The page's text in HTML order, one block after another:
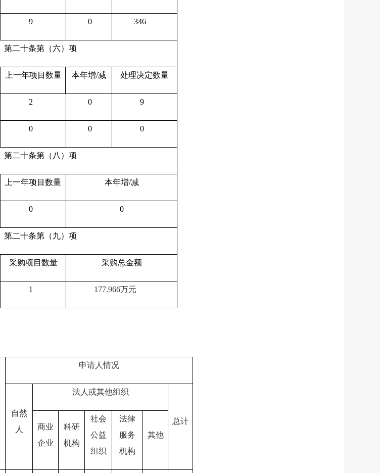
9 0 346
第二十条第（六）项
上一年项目数量 本年增/减 处理决定数量
2 0 9
0 0 0
第二十条第（八）项
上一年项目数量 本年增/减
0 0
第二十条第（九）项
采购项目数量 采购总金额
1 177.966万元
申请人情况
自然
人
法人或其他组织
总计
商业
企业
科研
机构
社会
公益
组织
法律
服务
机构
其他